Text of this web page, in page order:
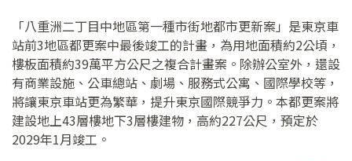
「八重洲二丁目中地區第一種市街地都市更新案」是東京車
站前3地區都更案中最後竣工的計畫，為用地面積約2公頃，
樓板面積約39萬平方公尺之複合計畫案。除辦公室外，還設
有商業設施、公車總站、劇場、服務式公寓、國際學校等，
將讓東京車站更為繁華，提升東京國際競爭力。本都更案將
建設地上43層樓地下3層樓建物，高約227公尺，預定於
2029年1月竣工。